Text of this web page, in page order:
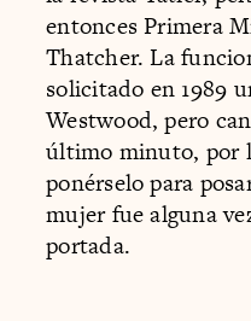
entonces Primera
Thatcher. La
solicitado en 1989
Westwood, pero
último minuto, por
ponérselo para
mujer fue alguna
portada.